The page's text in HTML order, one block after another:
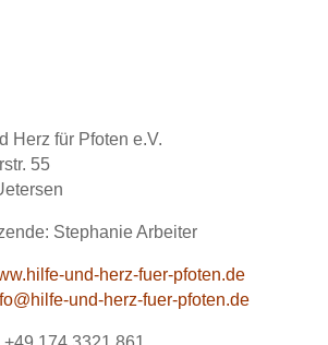
Herz für Pfoten e.V.
55
Stephanie Arbeiter
und-herz-fuer-pfoten.de
und-herz-fuer-pfoten.de